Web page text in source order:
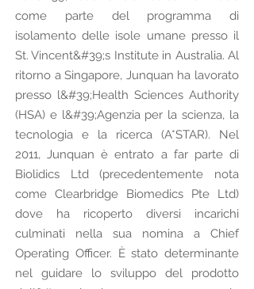
come parte del programma di
isolamento delle isole umane presso il
St. Vincent&#39;s Institute in Australia. Al
ritorno a Singapore, Junquan ha lavorato
presso l&#39;Health Sciences Authority
(HSA) e l&#39;Agenzia per la scienza, la
tecnologia e la ricerca (A*STAR). Nel
2011, Junquan è entrato a far parte di
Biolidics Ltd (precedentemente nota
come Clearbridge Biomedics Pte Ltd)
dove ha ricoperto diversi incarichi
culminati nella sua nomina a Chief
Operating Officer. È stato determinante
nel guidare lo sviluppo del prodotto